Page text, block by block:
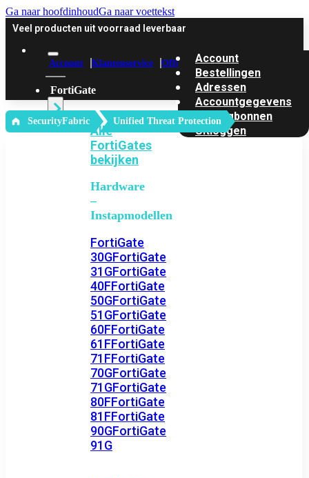
Ga naar hoofdinhoudGa naar voettekst
Veel producten uit voorraad leverbaar
Account Klantenservice Offerte
FortiGate
Alle
FortiGates
bekijken
Hardware
–
Instapmodellen
FortiGate
30GFortiGate
31GFortiGate
40FFortiGate
50GFortiGate
51GFortiGate
60FFortiGate
61FFortiGate
71FFortiGate
70GFortiGate
71GFortiGate
80FFortiGate
81FFortiGate
90GFortiGate
91G
Account
Bestellingen
Adressen
Accountgegevens
Kortingbonnen
Uitloggen
‎ SecurityFabric Unified Threat Protection